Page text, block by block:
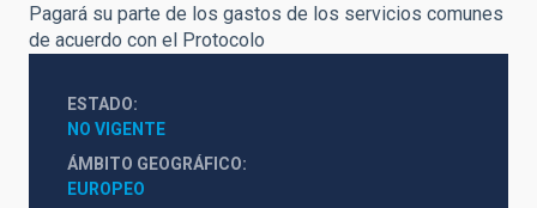
Pagará su parte de los gastos de los servicios comunes
de acuerdo con el Protocolo
ESTADO
NO VIGENTE
ÁMBITO GEOGRÁFICO
EUROPEO